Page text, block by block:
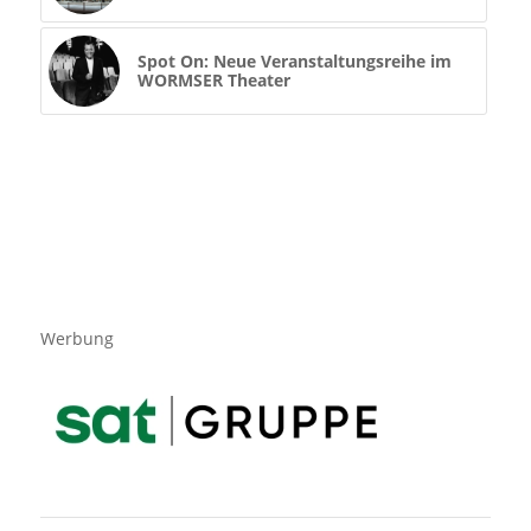
Spot On: Neue Veranstaltungsreihe im
WORMSER Theater
Werbung